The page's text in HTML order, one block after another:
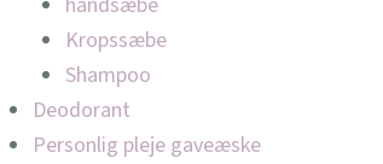
Kropssæbe
Shampoo
Deodorant
Personlig pleje gaveæske